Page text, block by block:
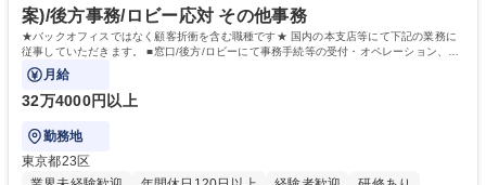
案)/後方事務/ロビー応対 その他事務
★バックオフィスではなく顧客折衝を含む職種です★ 国内の本支店等にて下記の業務に
従事していただきます。 ■窓口/後方/ロビーにて事務手続等の受付・オペレーション、お
客様対応
月給
32万4000円以上
勤務地
東京都23区